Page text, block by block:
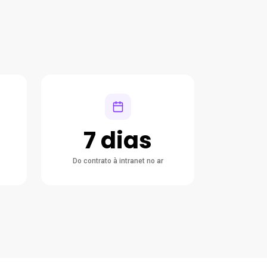
7 dias
Do contrato à intranet no ar